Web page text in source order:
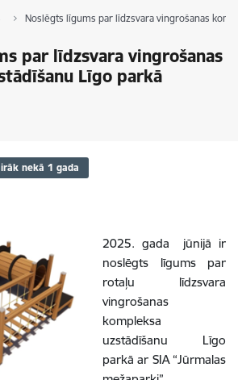
Noslēgts līgums par līdzsvara vingrošanas
par līdzsvara vingrošanas
Līgo parkā
nekā 1 gada
2025. gada jūnijā ir
noslēgts līgums par
rotaļu līdzsvara
vingrošanas
kompleksa
uzstādīšanu Līgo
parkā ar SIA “Jūrmalas